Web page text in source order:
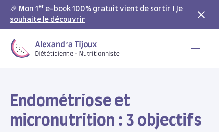
🎉 Mon 1 er e-book 100% gratuit vient de sortir ! Je
souhaite le découvrir
Endométriose et
micronutrition : 3 objectifs